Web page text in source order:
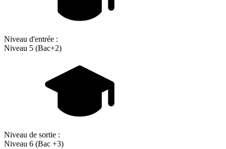
Niveau d'entrée :
Niveau 5 (Bac+2)
Niveau de sortie :
Niveau 6 (Bac +3)